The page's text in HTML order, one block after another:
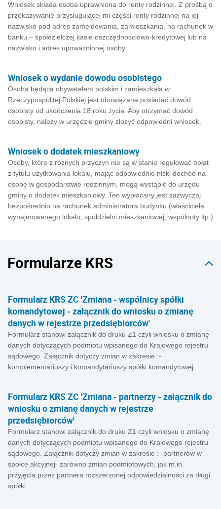
Wniosek składa osoba uprawniona do renty rodzinnej. Z prośbą o
przekazywanie przysługującej mi części renty rodzinnej na jej
nazwisko pod adres zameldowania, zamieszkania, na rachunek w
banku – spółdzielczej kasie oszczędnościowo-kredytowej lub na
nazwisko i adres upoważnionej osoby
Wniosek o wydanie dowodu osobistego
Osoba będąca obywatelem polskim i zamieszkała w
Rzeczypospolitej Polskiej jest obowiązana posiadać dowód
osobisty od ukończenia 18 roku życia. Aby otrzymać dowód
osobisty, należy w urzędzie gminy złożyć odpowiedni wniosek.
Wniosek o dodatek mieszkaniowy
Osoby, które z różnych przyczyn nie są w stanie regulować opłat
z tytułu użytkowania lokalu, mając odpowiednio niski dochód na
osobę w gospodarstwie rodzinnym, mogą wystąpić do urzędu
gminy o dodatek mieszkaniowy. Ten wypłacany jest zazwyczaj
bezpośrednio na rachunek administratora budynku (właściciela
wynajmowanego lokalu, spółdzielni mieszkaniowej, wspólnoty itp.)
Formularze KRS
Formularz KRS ZC 'Zmiana - wspólnicy spółki
komandytowej - załącznik do wniosku o zmianę
danych w rejestrze przedsiębiorców'
Formularz stanowi załącznik do druku Z1 czyli wniosku o zmianę
danych dotyczących podmiotu wpisanego do Krajowego rejestru
sądowego. Załącznik dotyczy zmian w zakresie :-
komplementariuszy i komandytariuszy spółki komandytowej
Formularz KRS ZC 'Zmiana - partnerzy - załącznik do
wniosku o zmianę danych w rejestrze
przedsiębiorców'
Formularz stanowi załącznik do druku Z1 czyli wniosku o zmianę
danych dotyczących podmiotu wpisanego do Krajowego rejestru
sądowego. Załącznik dotyczy zmian w zakresie :- partnerów w
spółce akcyjnej- zarówno zmian podmiotowych, jak m.in.
przyjęcia przez partnera rozszerzonej odpowiedzialności za długi
spółki